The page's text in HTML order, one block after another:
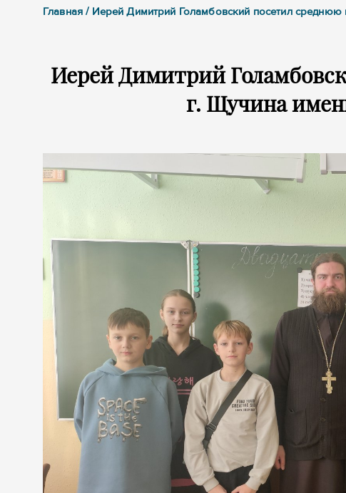
Главная / Иерей Димитрий Голамбовский посетил
Иерей Димитрий
г. Щучина